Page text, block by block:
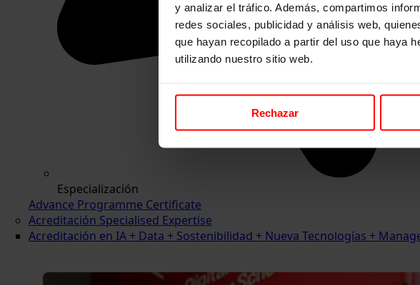
y analizar el tráfico. Además, compartimos
redes sociales, publicidad y análisis web,
que hayan recopilado a partir del uso que haya
utilizando nuestro sitio web.
Rechazar
Especialización
Advance Programme Certificate
Acreditación Specialised Expertise
Acreditación en IA + Data + Sostenibilidad + Nueva Tecnologías +